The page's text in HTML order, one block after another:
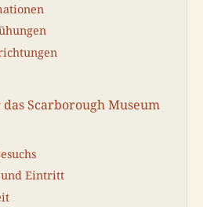
Scarborough Museum
und Eintritt